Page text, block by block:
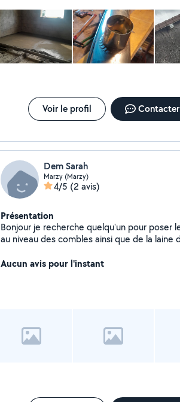
modifié la note que j'avais mise car déçue)
Voir le profil Contacter
Dem Sarah
Marzy (Marzy)
4/5 (2 avis)
Présentation
Bonjour je recherche quelqu'un pour poser
au niveau des combles ainsi que de la laine
Aucun avis pour l'instant